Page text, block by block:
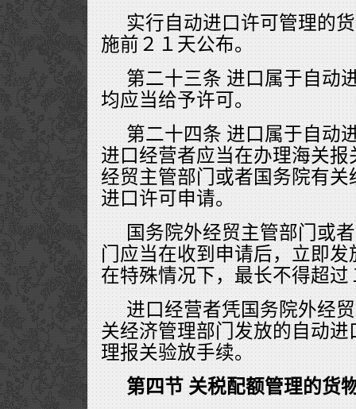
实行自动进口许可管理的
施前２１天公布。
第二十三条 进口属于自动
均应当给予许可。
第二十四条 进口属于自动
进口经营者应当在办理海关
经贸主管部门或者国务院有
进口许可申请。
国务院外经贸主管部门或
门应当在收到申请后，立即
在特殊情况下，最长不得超过
进口经营者凭国务院外经
关经济管理部门发放的自动
理报关验放手续。
第四节 关税配额管理的货